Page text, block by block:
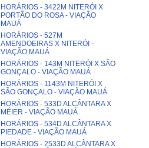
HORÁRIOS - 3422M NITERÓI X
PORTÃO DO ROSA - VIAÇÃO
MAUÁ
HORÁRIOS - 527M
AMENDOEIRAS X NITERÓI -
VIAÇÃO MAUÁ
HORÁRIOS - 143M NITERÓI X SÃO
GONÇALO - VIAÇÃO MAUÁ
HORÁRIOS - 1143M NITERÓI X
SÃO GONÇALO - VIAÇÃO MAUÁ
HORÁRIOS - 533D ALCÂNTARA X
MÉIER - VIAÇÃO MAUÁ
HORÁRIOS - 534D ALCÂNTARA X
PIEDADE - VIAÇÃO MAUÁ
HORÁRIOS - 2533D ALCÂNTARA X